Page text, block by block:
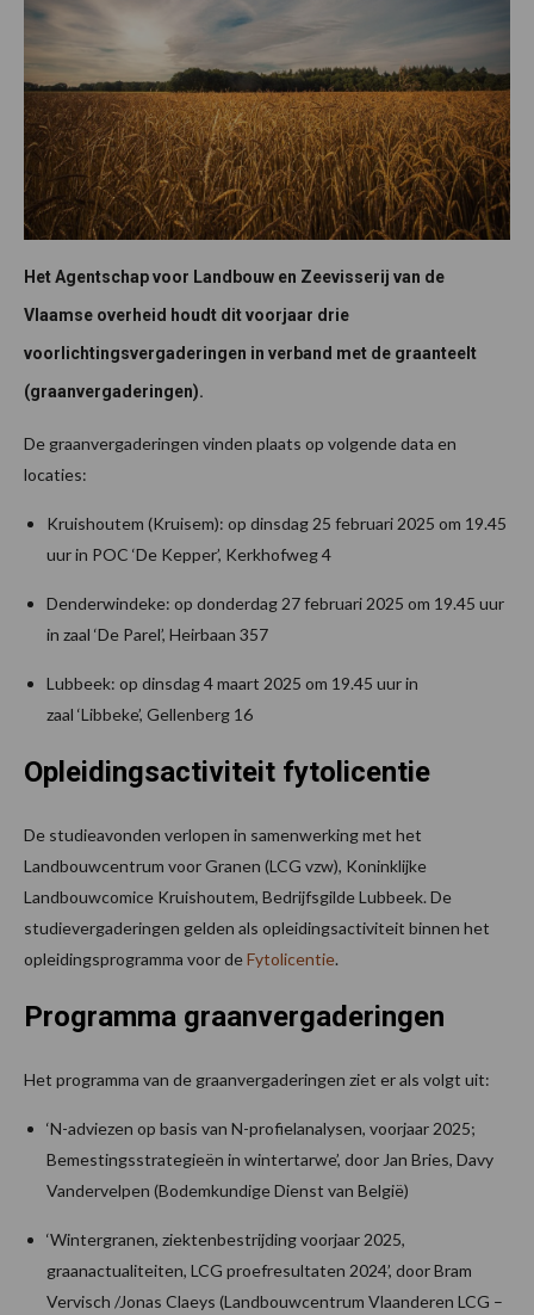
Het Agentschap voor Landbouw en Zeevisserij van de
Vlaamse overheid houdt dit voorjaar drie
voorlichtingsvergaderingen in verband met de graanteelt
(graanvergaderingen).
De graanvergaderingen vinden plaats op volgende data en
locaties:
Kruishoutem (Kruisem): op dinsdag 25 februari 2025 om 19.45
uur in POC ‘De Kepper’, Kerkhofweg 4
Denderwindeke: op donderdag 27 februari 2025 om 19.45 uur
in zaal ‘De Parel’, Heirbaan 357
Lubbeek: op dinsdag 4 maart 2025 om 19.45 uur in
zaal ‘Libbeke’, Gellenberg 16
Opleidingsactiviteit fytolicentie
De studieavonden verlopen in samenwerking met het
Landbouwcentrum voor Granen (LCG vzw), Koninklijke
Landbouwcomice Kruishoutem, Bedrijfsgilde Lubbeek. De
studievergaderingen gelden als opleidingsactiviteit binnen het
opleidingsprogramma voor deFytolicentie.
Programma graanvergaderingen
Het programma van de graanvergaderingen ziet er als volgt uit:
‘N-adviezen op basis van N-profielanalysen, voorjaar 2025;
Bemestingsstrategieën in wintertarwe’, door Jan Bries, Davy
Vandervelpen (Bodemkundige Dienst van België)
‘Wintergranen, ziektenbestrijding voorjaar 2025,
graanactualiteiten, LCG proefresultaten 2024’, door Bram
Vervisch /Jonas Claeys (Landbouwcentrum Vlaanderen LCG –